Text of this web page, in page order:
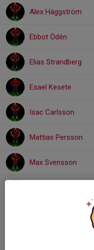
Alex Häggström
Ebbot Ödén
Elias Strandberg
Esael Kesete
Isac Carlsson
Mattias Persson
Max Svensson